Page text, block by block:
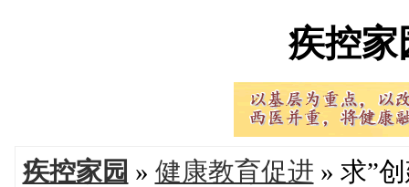
疾控家
疾控家园 » 健康教育促进 » 求”